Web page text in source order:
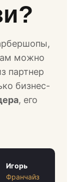
можно
партнер
бизнес-
, его
Игорь
Франчайз